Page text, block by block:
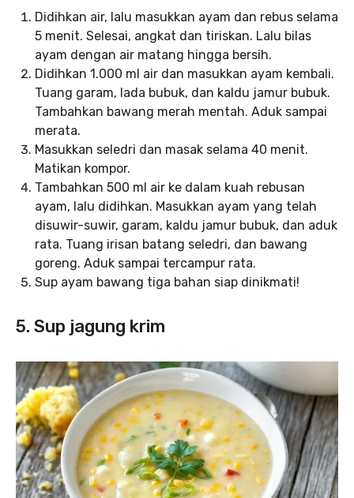
Didihkan air, lalu masukkan ayam dan rebus selama
5 menit. Selesai, angkat dan tiriskan. Lalu bilas
ayam dengan air matang hingga bersih.
Didihkan 1.000 ml air dan masukkan ayam kembali.
Tuang garam, lada bubuk, dan kaldu jamur bubuk.
Tambahkan bawang merah mentah. Aduk sampai
merata.
Masukkan seledri dan masak selama 40 menit.
Matikan kompor.
Tambahkan 500 ml air ke dalam kuah rebusan
ayam, lalu didihkan. Masukkan ayam yang telah
disuwir-suwir, garam, kaldu jamur bubuk, dan aduk
rata. Tuang irisan batang seledri, dan bawang
goreng. Aduk sampai tercampur rata.
Sup ayam bawang tiga bahan siap dinikmati!
5. Sup jagung krim